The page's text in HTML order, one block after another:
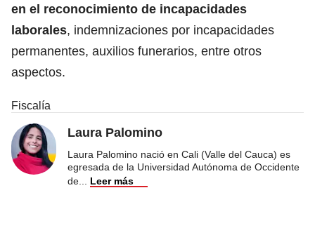
en el reconocimiento de incapacidades
laborales, indemnizaciones por incapacidades
permanentes, auxilios funerarios, entre otros
aspectos.
Fiscalía
Laura Palomino
Laura Palomino nació en Cali (Valle del Cauca) es
egresada de la Universidad Autónoma de Occidente
de
Leer más